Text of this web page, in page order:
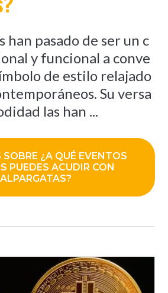
han pasado de ser un c
y funcional a conve
de estilo relajado
Su versa
las han ...
¿A QUÉ EVENTOS
PUEDES ACUDIR CON
ALPARGATAS?